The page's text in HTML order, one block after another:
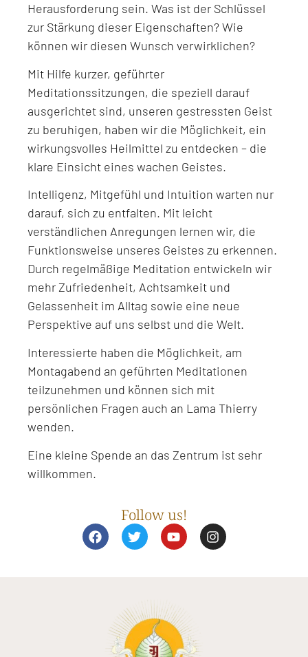
Herausforderung sein. Was ist der Schlüssel
zur Stärkung dieser Eigenschaften? Wie
können wir diesen Wunsch verwirklichen?
Mit Hilfe kurzer, geführter
Meditationssitzungen, die speziell darauf
ausgerichtet sind, unseren gestressten Geist
zu beruhigen, haben wir die Möglichkeit, ein
wirkungsvolles Heilmittel zu entdecken – die
klare Einsicht eines wachen Geistes.
Intelligenz, Mitgefühl und Intuition warten nur
darauf, sich zu entfalten. Mit leicht
verständlichen Anregungen lernen wir, die
Funktionsweise unseres Geistes zu erkennen.
Durch regelmäßige Meditation entwickeln wir
mehr Zufriedenheit, Achtsamkeit und
Gelassenheit im Alltag sowie eine neue
Perspektive auf uns selbst und die Welt.
Interessierte haben die Möglichkeit, am
Montagabend an geführten Meditationen
teilzunehmen und können sich mit
persönlichen Fragen auch an Lama Thierry
wenden.
Eine kleine Spende an das Zentrum ist sehr
willkommen.
Follow us!
F
a
T
w
r
Y
o
e
I
n